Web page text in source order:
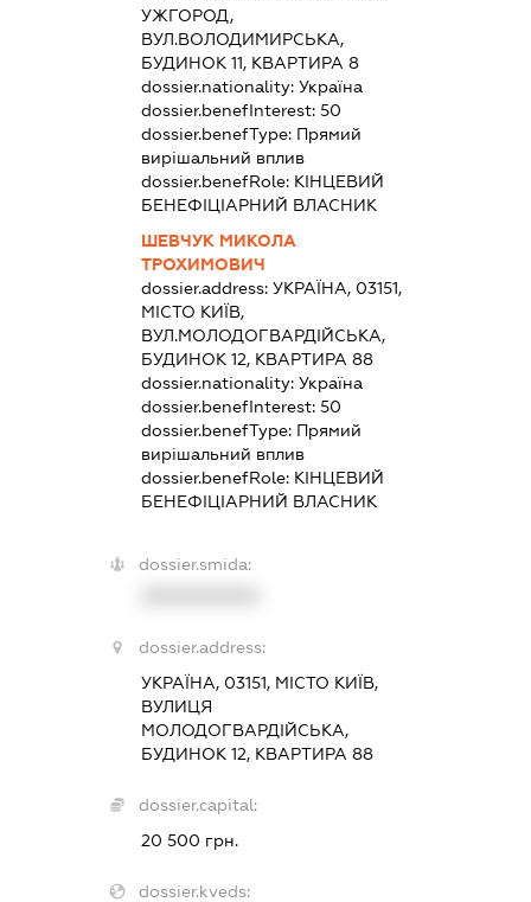
УЖГОРОД,
ВУЛ.ВОЛОДИМИРСЬКА,
БУДИНОК 11, КВАРТИРА 8
dossier.nationality: Україна
dossier.benefInterest: 50
dossier.benefType: Прямий
вирішальний вплив
dossier.benefRole: КІНЦЕВИЙ
БЕНЕФІЦІАРНИЙ ВЛАСНИК
ШЕВЧУК МИКОЛА
ТРОХИМОВИЧ
dossier.address: УКРАЇНА, 03151,
МІСТО КИЇВ,
ВУЛ.МОЛОДОГВАРДІЙСЬКА,
БУДИНОК 12, КВАРТИРА 88
dossier.nationality: Україна
dossier.benefInterest: 50
dossier.benefType: Прямий
вирішальний вплив
dossier.benefRole: КІНЦЕВИЙ
БЕНЕФІЦІАРНИЙ ВЛАСНИК
dossier.smida:
dossier.address:
УКРАЇНА, 03151, МІСТО КИЇВ,
ВУЛИЦЯ
МОЛОДОГВАРДІЙСЬКА,
БУДИНОК 12, КВАРТИРА 88
dossier.capital:
20 500 грн.
dossier.kveds: